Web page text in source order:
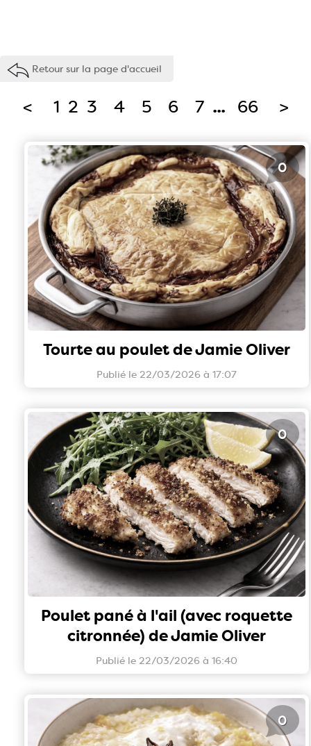
Retour sur la page d'accueil
< 1 2 3 4 5 6 7 ... 66 >
Tourte au poulet de Jamie Oliver
Publié le 22/03/2026 à 17:07
0
Poulet pané à l'ail (avec roquette
citronnée) de Jamie Oliver
Publié le 22/03/2026 à 16:40
0
0